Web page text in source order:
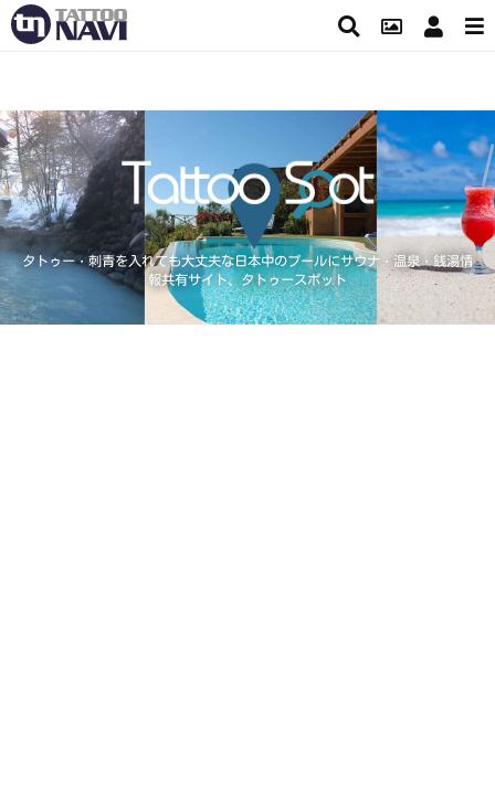
タトゥー・刺青を入れても大丈夫な日本中のプールにサウナ・温泉・銭湯情
報共有サイト、タトゥースポット